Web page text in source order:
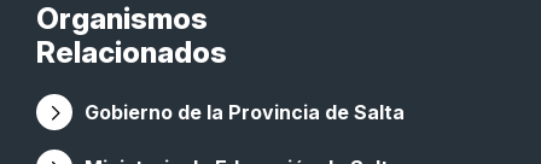
Organismos
Relacionados
Gobierno de la Provincia de Salta